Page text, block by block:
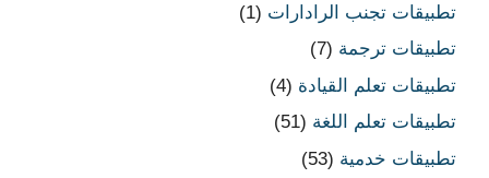
تطبيقات تجنب الرادارات (1)
تطبيقات ترجمة (7)
تطبيقات تعلم القيادة (4)
تطبيقات تعلم اللغة (51)
تطبيقات خدمية (53)